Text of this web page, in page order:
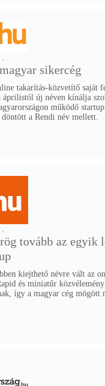
sikercég
takarítás-közvetítő saját
áprilistól új néven kínálja
működő
a Rendi név mellett.
tovább az egyik
kiejthető névre vált az
és miniatűr
így a magyar cég mögött